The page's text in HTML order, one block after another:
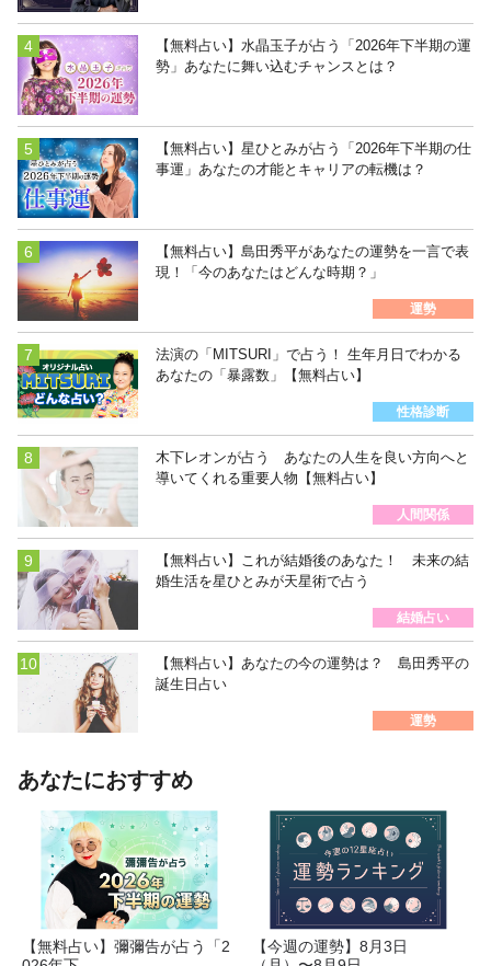
【無料占い】水晶玉子が占う「2026年下半期の運
勢」あなたに舞い込むチャンスとは？
【無料占い】星ひとみが占う「2026年下半期の仕
事運」あなたの才能とキャリアの転機は？
【無料占い】島田秀平があなたの運勢を一言で表
現！「今のあなたはどんな時期？」
運勢
法演の「MITSURI」で占う！ 生年月日でわかる
あなたの「暴露数」【無料占い】
性格診断
木下レオンが占う あなたの人生を良い方向へと
導いてくれる重要人物【無料占い】
人間関係
【無料占い】これが結婚後のあなた！ 未来の結
婚生活を星ひとみが天星術で占う
結婚占い
【無料占い】あなたの今の運勢は？ 島田秀平の
誕生日占い
運勢
あなたにおすすめ
【無料占い】彌彌告が占う「2
【今週の運勢】8月3日